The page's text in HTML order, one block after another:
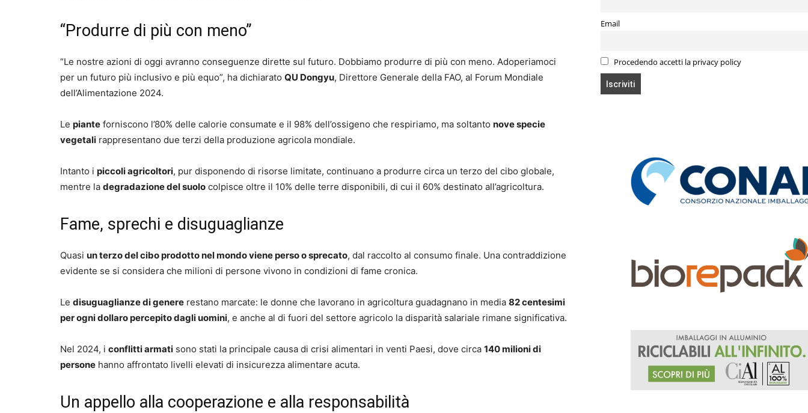
“Produrre di più con meno”
“Le nostre azioni di oggi avranno conseguenze dirette sul futuro. Dobbiamo produrre di più con meno. Adoperiamoci
per un futuro più inclusivo e più equo”, ha dichiarato QU Dongyu, Direttore Generale della FAO, al Forum Mondiale
dell’Alimentazione 2024.
Le piante forniscono l’80% delle calorie consumate e il 98% dell’ossigeno che respiriamo, ma soltanto nove specie
vegetali rappresentano due terzi della produzione agricola mondiale.
Intanto i piccoli agricoltori, pur disponendo di risorse limitate, continuano a produrre circa un terzo del cibo globale,
mentre la degradazione del suolo colpisce oltre il 10% delle terre disponibili, di cui il 60% destinato all’agricoltura.
Fame, sprechi e disuguaglianze
Quasi un terzo del cibo prodotto nel mondo viene perso o sprecato, dal raccolto al consumo finale. Una contraddizione
evidente se si considera che milioni di persone vivono in condizioni di fame cronica.
Le disuguaglianze di genere restano marcate: le donne che lavorano in agricoltura guadagnano in media 82 centesimi
per ogni dollaro percepito dagli uomini, e anche al di fuori del settore agricolo la disparità salariale rimane significativa.
Nel 2024, i conflitti armati sono stati la principale causa di crisi alimentari in venti Paesi, dove circa 140 milioni di
persone hanno affrontato livelli elevati di insicurezza alimentare acuta.
Un appello alla cooperazione e alla responsabilità
Email
Procedendo accetti la privacy policy